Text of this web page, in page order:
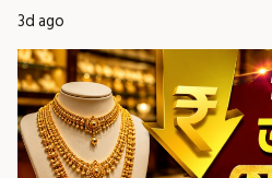
3d ago